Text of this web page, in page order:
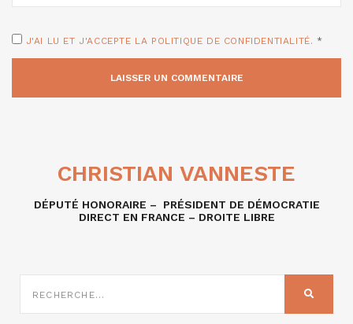
J'AI LU ET J'ACCEPTE LA POLITIQUE DE CONFIDENTIALITÉ. *
CHRISTIAN VANNESTE
DÉPUTÉ HONORAIRE – PRÉSIDENT DE DÉMOCRATIE
DIRECT EN FRANCE – DROITE LIBRE
RECHERCHE
SUR